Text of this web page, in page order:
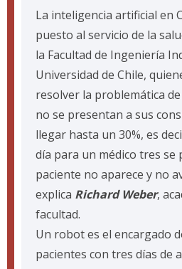
La inteligencia artificial en
puesto al servicio de la
la Facultad de Ingeniería
Universidad de Chile,
resolver la problemática
no se presentan a sus
llegar hasta un 30%, es
día para un médico tres se
paciente no aparece y no
explica Richard Weber,
facultad.
Un robot es el encargado
pacientes con tres días de